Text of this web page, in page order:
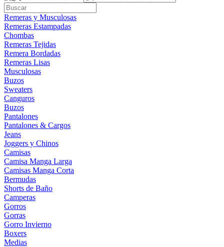
Remeras y Musculosas
Remeras Estampadas
Chombas
Remeras Tejidas
Remera Bordadas
Remeras Lisas
Musculosas
Buzos
Sweaters
Canguros
Buzos
Pantalones
Pantalones & Cargos
Jeans
Joggers y Chinos
Camisas
Camisa Manga Larga
Camisas Manga Corta
Bermudas
Shorts de Baño
Camperas
Gorros
Gorras
Gorro Invierno
Boxers
Medias